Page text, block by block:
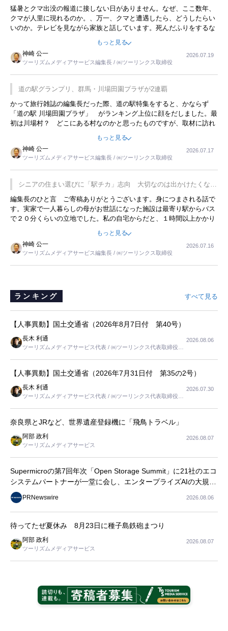
開催
猛暑とクマ出没の報道に接しない日がありません。なぜ、ここ数年、
クマが人里に現れるのか。、万一、クマと遭遇したら、どうしたらい
いのか。テレビを見ながら家族と話しています。死んだふりをするな
んてことは、冗談でもいえません。そんな中で、この企画展はタイム
もっと見る
神崎 公一
ツーリズムメディアサービス編集長 / ㈱ツーリンクス取締役
2026.07.19
道の駅グランプリ、群馬・川場田園プラザが2連覇
かって旅行雑誌の編集長だった際、道の駅特集をすると、かならず
「道の駅 川場田園プラザ」 がランキング上位に顔をだしました。最
初は川場村？ どこにある村なのかと思ったものですが、取材に訪れ
永井 彰一社長にインタビューしたら、興味深い話が次々が飛び出しま
した。プレゼンも巧みで、今でも思い出すことが２つあります。一つ
は、従業員に東京ディズニーランドを見学させ、サービス業、接客業
の何かを理解してもらっていることです。 もう一つは1800円もする
プレミアムヨーグルトを販売するにあたり、社内に懸念もあったそう
です。永井社長は、駐車場に都内ナンバーの高級外車が停まっている
ことに目をつけ、高級商品でも売れると確信したそうです。今回の記
事を懐かしく読みました。
もっと見る
神崎 公一
ツーリズムメディアサービス編集長 / ㈱ツーリンクス取締役
2026.07.17
シニアの住まい選びに「駅チカ」志向 大切なのは出かけたくなる
暮らし
編集長のひと言 ご寄稿ありがとうございます。身につまされる話で
す。実家で一人暮らしの母がお世話になった施設は最寄り駅からバス
で２０分くらいの立地でした。私の自宅からだと、１時間以上かかり
ました。母の住まいから近いという理由で、その施設を選択したので
すが、私と妹にとっては、半日仕事ででした。シニアの住まい選び
は、当人だけではなく、世話をする家族の足の便も考えない外池ない
と思いました。
もっと見る
神崎 公一
ツーリズムメディアサービス編集長 / ㈱ツーリンクス取締役
2026.07.16
ランキング すべて見る
【人事異動】国土交通省（2026年8月7日付 第40号）
長木 利通
ツーリズムメディアサービス代表 / ㈱ツーリンクス代表取締役社
2026.08.06
【人事異動】国土交通省（2026年7月31日付 第35の2号）
長木 利通
ツーリズムメディアサービス代表 / ㈱ツーリンクス代表取締役社
2026.07.30
奈良県とJRなど、世界遺産登録機に「飛鳥トラベル」
阿部 政利
ツーリズムメディアサービス
2026.08.07
Supermicroの第7回年次「Open Storage Summit」に21社のエコ
システムパートナーが一堂に会し、エンタープライズAIの大規模
導入に関する実践的なガイダンスを共有
PRNewswire 2026.08.06
待ってたぜ夏休み 8月23日に種子島鉄砲まつり
阿部 政利
ツーリズムメディアサービス
2026.08.07